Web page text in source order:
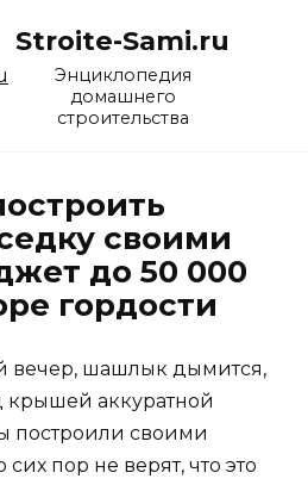
Stroite-Sami.ru
Энциклопедия
домашнего
строительства
своими
до 50 000
гордости
вечер, шашлык дымится,
крышей аккуратной
построили своими
пор не верят, что это